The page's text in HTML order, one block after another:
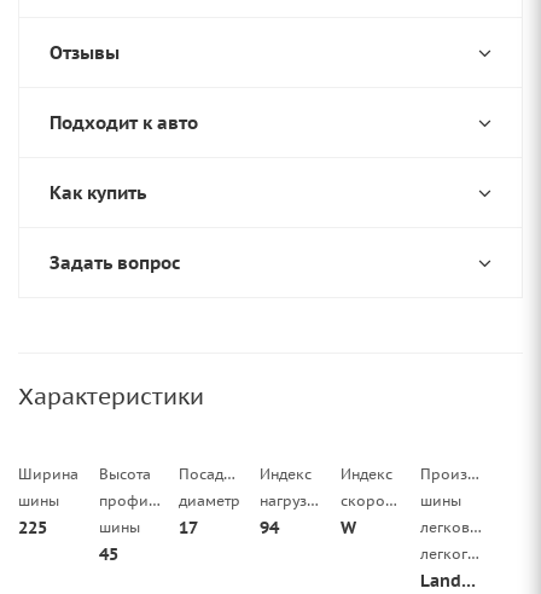
Отзывы
Подходит к авто
Как купить
Задать вопрос
Характеристики
Ширина
шины
225
Высота
профиля
шины
45
Посадочный
диаметр
17
Индекс
нагрузки
94
Индекс
скорости
W
Производитель
шины
легковой/
легкогрузовой
LandSail